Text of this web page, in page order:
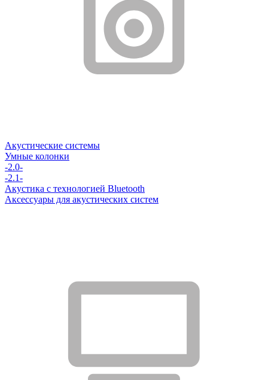
Акустические системы
Умные колонки
-2.0-
-2.1-
Акустика с технологией Bluetooth
Аксессуары для акустических систем